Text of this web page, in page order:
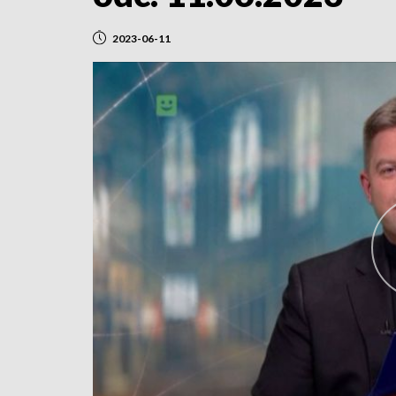
2023-06-11